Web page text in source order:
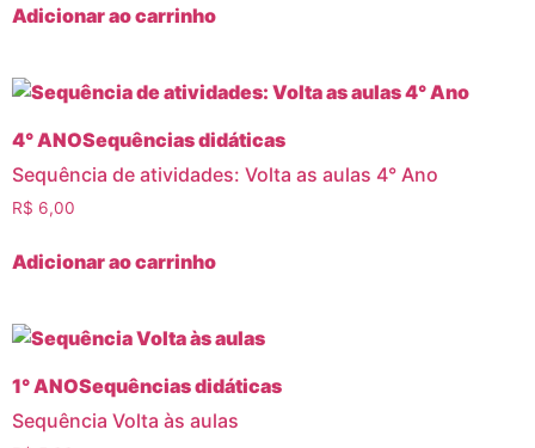
Adicionar ao carrinho
4° ANOSequências didáticas
Sequência de atividades: Volta as aulas 4° Ano
R$ 6,00
Adicionar ao carrinho
1° ANOSequências didáticas
Sequência Volta às aulas